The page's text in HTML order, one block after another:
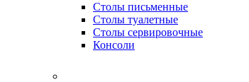
Столы письменные
Столы туалетные
Столы сервировочные
Консоли